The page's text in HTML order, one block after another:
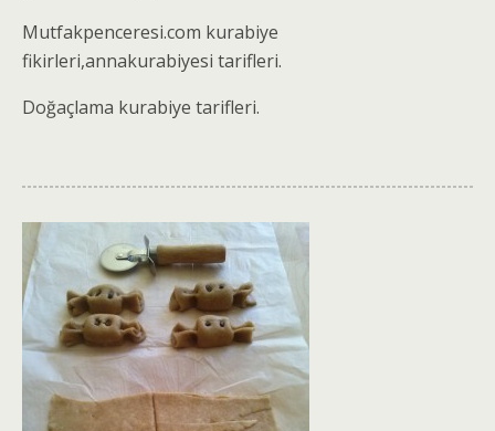
Mutfakpenceresi.com kurabiye
fikirleri,annakurabiyesi tarifleri.
Doğaçlama kurabiye tarifleri.